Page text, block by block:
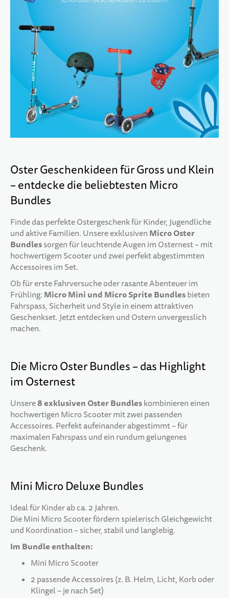
10 JAHRE+
TEENS
SPORT & FREIZEIT
Oster Geschenkideen für Gross und Klein
– entdecke die beliebtesten Micro
Bundles
Finde das perfekte Ostergeschenk für Kinder, Jugendliche
und aktive Familien. Unsere exklusiven Micro Oster
Bundlessorgen für leuchtende Augen im Osternest – mit
hochwertigem Scooter und zwei perfekt abgestimmten
Accessoires im Set.
Ob für erste Fahrversuche oder rasante Abenteuer im
Frühling: Micro Mini und Micro Sprite Bundlesbieten
Fahrspass, Sicherheit und Style in einem attraktiven
Geschenkset. Jetzt entdecken und Ostern unvergesslich
machen.
Die Micro Oster Bundles – das Highlight
im Osternest
Unsere8 exklusiven Oster Bundleskombinieren einen
hochwertigen Micro Scooter mit zwei passenden
Accessoires. Perfekt aufeinander abgestimmt – für
maximalen Fahrspass und ein rundum gelungenes
Geschenk.
Mini Micro Deluxe Bundles
Ideal für Kinder ab ca. 2 Jahren.
Die Mini Micro Scooter fördern spielerisch Gleichgewicht
und Koordination – sicher, stabil und langlebig.
Im Bundle enthalten:
Mini Micro Scooter
2 passende Accessoires (z. B. Helm, Licht, Korb oder
Klingel – je nach Set)